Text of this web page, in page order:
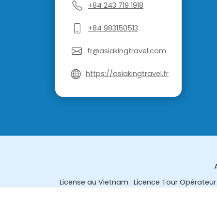
+84 243 719 1918
+84 983150513
fr@asiakingtravel.com
https://asiakingtravel.fr
License au Vietnam : Licence Tour